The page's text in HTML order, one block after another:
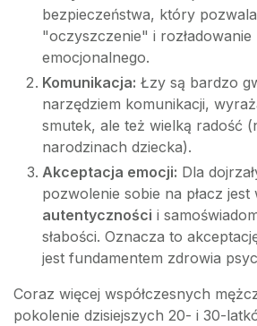
bezpieczeństwa, który
"oczyszczenie" i rozładowanie
emocjonalnego.
Komunikacja: Łzy są bardzo
narzędziem komunikacji,
smutek, ale też wielką radość
narodzinach dziecka).
Akceptacja emocji: Dla
pozwolenie sobie na płacz jest
autentyczności i
słabości. Oznacza to
jest fundamentem zdrowia
Coraz więcej współczesnych
pokolenie dzisiejszych 20- i 30-